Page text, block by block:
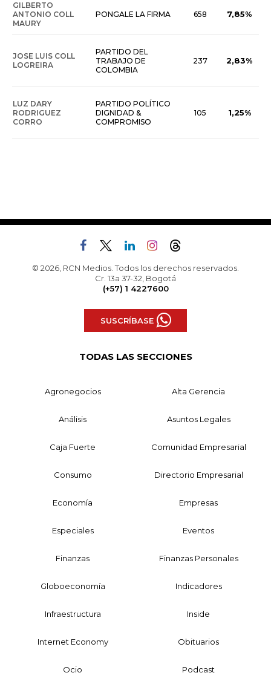
GILBERTO
ANTONIO COLL
MAURY
PONGALE LA FIRMA 658 7,85%
JOSE LUIS COLL
LOGREIRA
PARTIDO DEL
TRABAJO DE
COLOMBIA
237 2,83%
LUZ DARY
RODRIGUEZ
CORRO
PARTIDO POLÍTICO
DIGNIDAD &
COMPROMISO
105 1,25%
© 2026, RCN Medios. Todos los derechos reservados.
Cr. 13a 37-32, Bogotá
(+57) 1 4227600
SUSCRÍBASE
TODAS LAS SECCIONES
Agronegocios Alta Gerencia
Análisis Asuntos Legales
Caja Fuerte Comunidad Empresarial
Consumo Directorio Empresarial
Economía Empresas
Especiales Eventos
Finanzas Finanzas Personales
Globoeconomía Indicadores
Infraestructura Inside
Internet Economy Obituarios
Ocio Podcast